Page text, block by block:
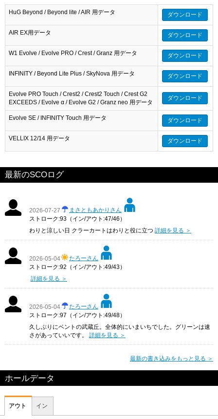
HuG Beyond / Beyond lite / AIR 用データ ダウンロード
AIR EX用データ ダウンロード
W1 Evolve / Evolve PRO / Crest / Granz 用データ ダウンロード
INFINITY / Beyond Lite Plus / SkyNova 用データ ダウンロード
Evolve PRO Touch / Crest2 / Crest2 Touch / Crest G2
EXCEEDS / Evolve α / Evolve G2 / Granz neo 用データ
ダウンロード
Evolve SE / INFINITY Touch 用データ ダウンロード
VELLIX 12/14 用データ ダウンロード
最新のSCOログ
2026-07-27
まさともあかりさん
ストローク:93（イン/アウト:47/46）
わりと涼しい日 クラーカートはわりと役に立つ 詳細を見る ＞
2026-05-04
たろーさん
ストローク:92（イン/アウト:49/43）
詳細を見る ＞
2026-05-04
たろーさん
ストローク:97（イン/アウト:49/48）
久しぶりにベントの武蔵丘。全体的にいまいちでした。グリーンは速
さがあっていいです。 詳細を見る ＞
最新の書き込みをもっと見る ＞
ホールデータ
アウト イン